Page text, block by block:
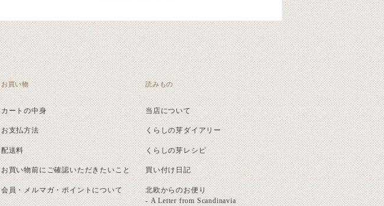
お買い物
カートの中身
お支払方法
配送料
お買い物前にご確認いただきたいこと
会員・メルマガ・ポイントについて
読みもの
当店について
くらしの芽ダイアリー
くらしの芽レシピ
買い付け日記
北欧からのお便り
- A Letter from Scandinavia